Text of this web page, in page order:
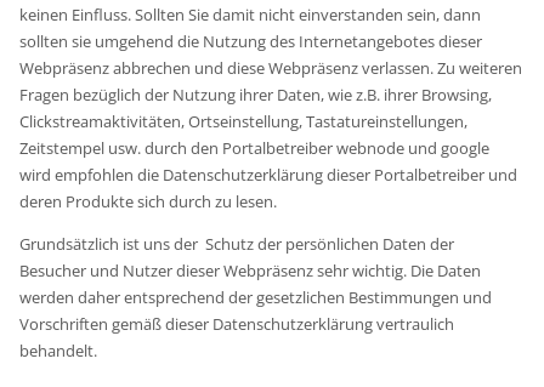
keinen Einfluss. Sollten Sie damit nicht einverstanden sein, dann
sollten sie umgehend die Nutzung des Internetangebotes dieser
Webpräsenz abbrechen und diese Webpräsenz verlassen. Zu weiteren
Fragen bezüglich der Nutzung ihrer Daten, wie z.B. ihrer Browsing,
Clickstreamaktivitäten, Ortseinstellung, Tastatureinstellungen,
Zeitstempel usw. durch den Portalbetreiber webnode und google
wird empfohlen die Datenschutzerklärung dieser Portalbetreiber und
deren Produkte sich durch zu lesen.
Grundsätzlich ist uns der Schutz der persönlichen Daten der
Besucher und Nutzer dieser Webpräsenz sehr wichtig. Die Daten
werden daher entsprechend der gesetzlichen Bestimmungen und
Vorschriften gemäß dieser Datenschutzerklärung vertraulich
behandelt.